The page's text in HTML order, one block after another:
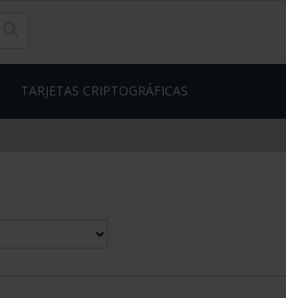
TARJETAS CRIPTOGRÁFICAS